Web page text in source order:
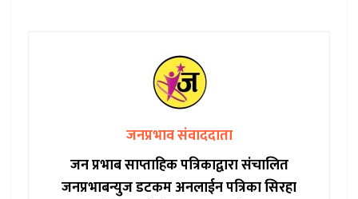
जनप्रभाव संवाददाता
जन प्रभाब साप्ताहिक पत्रिकाद्वारा संचालित
जनप्रभाबन्युज डटकम अनलाईन पत्रिका सिरहा